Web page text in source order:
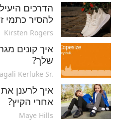
הדרכים
להסיר כתמי
Kirsten Rogers
איך קונים
שלך?
Kerluke Sr.
איך לרענן
אחרי הקיץ?
Maye Hills